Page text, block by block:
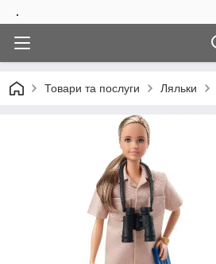
.
Товари та послуги Ляльки